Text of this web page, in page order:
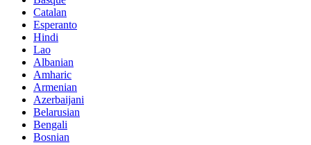
Catalan
Esperanto
Hindi
Lao
Albanian
Amharic
Armenian
Azerbaijani
Belarusian
Bengali
Bosnian